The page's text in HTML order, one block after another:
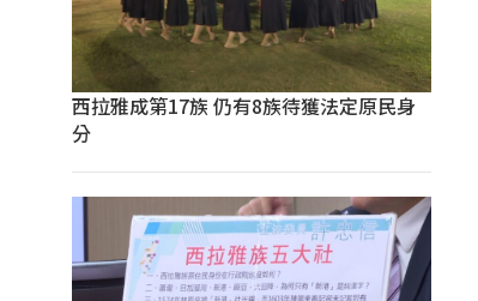
西拉雅成第17族 仍有8族待獲法定原民身
分